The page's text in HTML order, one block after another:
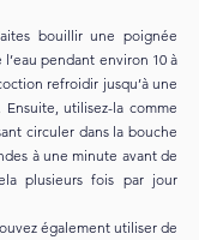
bouillir une poignée
l’eau pendant environ 10 à
refroidir jusqu’à une
utilisez-la comme
circuler dans la bouche
à une minute avant de
plusieurs fois par jour
également utiliser de